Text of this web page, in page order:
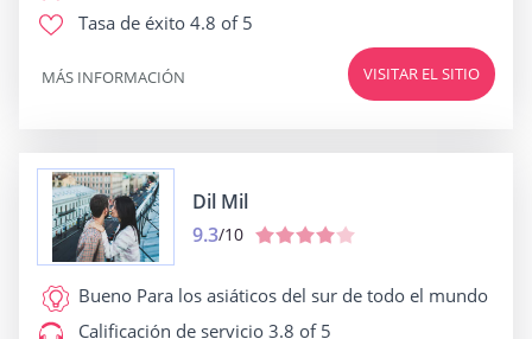
Tasa de éxito 4.8 of 5
VISITAR EL SITIO
MÁS INFORMACIÓN
Dil Mil
9.3/10
Bueno Para los asiáticos del sur de todo el mundo
Calificación de servicio 3.8 of 5